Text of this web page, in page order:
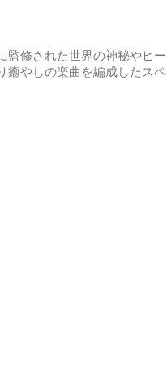
監修された世界の神秘やヒー
癒やしの楽曲を編成したスペ